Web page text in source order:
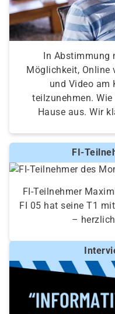
In Abstimmung
Möglichkeit, Online
und Video am
teilzunehmen.
Hause aus. Wir
FI-
FI-Teilnehmer
FI 05 hat seine T1
–